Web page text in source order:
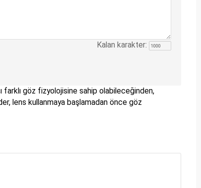
Kalan karakter:
farklı göz fizyolojisine sahip olabileceğinden,
lens kullanmaya başlamadan önce göz